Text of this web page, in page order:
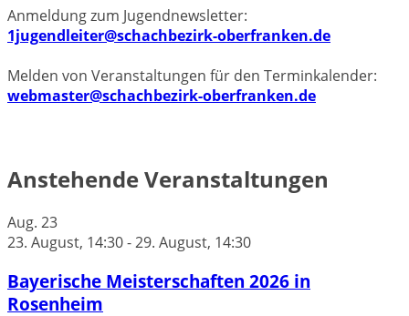
Anmeldung zum Jugendnewsletter:
1jugendleiter@schachbezirk-oberfranken.de
Melden von Veranstaltungen für den Terminkalender:
webmaster@schachbezirk-oberfranken.de
Anstehende Veranstaltungen
Aug. 23
23. August, 14:30-29. August, 14:30
Bayerische Meisterschaften 2026 in
Rosenheim